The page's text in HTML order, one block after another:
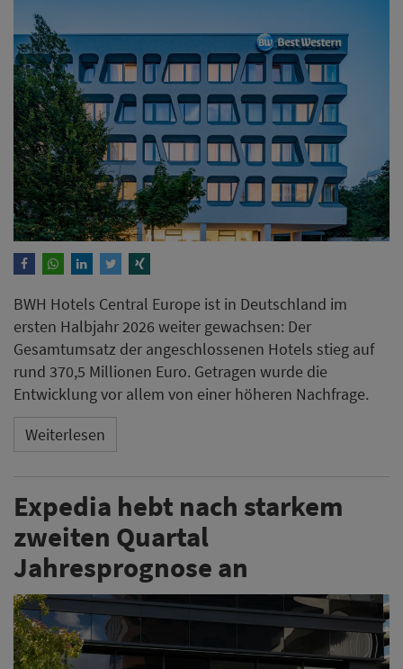
BWH Hotels Central Europe ist in Deutschland im
ersten Halbjahr 2026 weiter gewachsen: Der
Gesamtumsatz der angeschlossenen Hotels stieg auf
rund 370,5 Millionen Euro. Getragen wurde die
Entwicklung vor allem von einer höheren Nachfrage.
Weiterlesen
Expedia hebt nach starkem
zweiten Quartal
Jahresprognose an